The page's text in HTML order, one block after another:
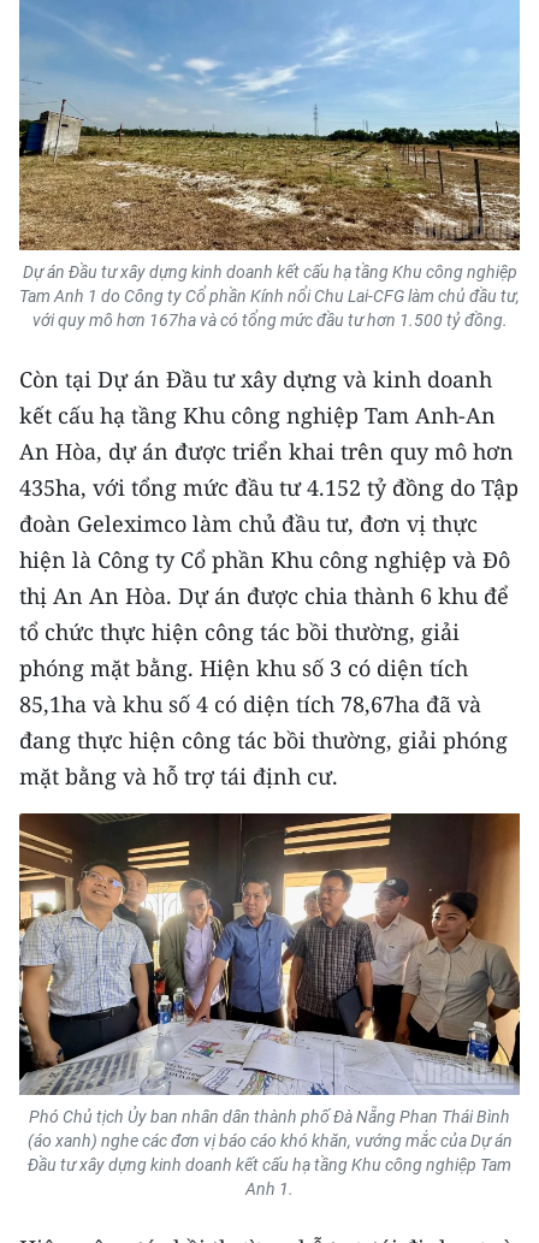
Infographic
TIN MỚI
TIN ĐỊA PHƯƠNG
Trung du và miền núi phía Bắc
Bắc Trung Bộ
Duyên hải Nam Trung Bộ và Tây
Nguyên
Đông Nam Bộ
Đồng bằng sông Cửu Long
Chuyên trang Hà Nội
Chuyên trang TP. Hồ Chí Minh
CHUYÊN ĐỀ
CÁC CHUYÊN TRANG
VỀ BÁO NHÂN DÂN
THỜI NAY
NHÂN DÂN CUỐI TUẦN
NHÂN DÂN HẰNG THÁNG
MUA BÁO
ĐỌC BÁO IN
Dự án Đầu tư xây dựng kinh doanh kết cấu hạ tầng Khu công nghiệp
Tam Anh 1 do Công ty Cổ phần Kính nổi Chu Lai-CFG làm chủ đầu tư,
với quy mô hơn 167ha và có tổng mức đầu tư hơn 1.500 tỷ đồng.
Còn tại Dự án Đầu tư xây dựng và kinh doanh
kết cấu hạ tầng Khu công nghiệp Tam Anh-An
An Hòa, dự án được triển khai trên quy mô hơn
435ha, với tổng mức đầu tư 4.152 tỷ đồng do Tập
đoàn Geleximco làm chủ đầu tư, đơn vị thực
hiện là Công ty Cổ phần Khu công nghiệp và Đô
thị An An Hòa. Dự án được chia thành 6 khu để
tổ chức thực hiện công tác bồi thường, giải
phóng mặt bằng. Hiện khu số 3 có diện tích
85,1ha và khu số 4 có diện tích 78,67ha đã và
đang thực hiện công tác bồi thường, giải phóng
mặt bằng và hỗ trợ tái định cư.
Phó Chủ tịch Ủy ban nhân dân thành phố Đà Nẵng Phan Thái Bình
(áo xanh) nghe các đơn vị báo cáo khó khăn, vướng mắc của Dự án
Đầu tư xây dựng kinh doanh kết cấu hạ tầng Khu công nghiệp Tam
Anh 1.